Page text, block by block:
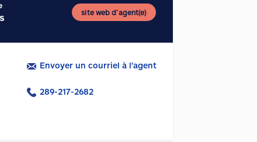
site web d’agent(e)
Envoyer un courriel à l'agent
289-217-2682